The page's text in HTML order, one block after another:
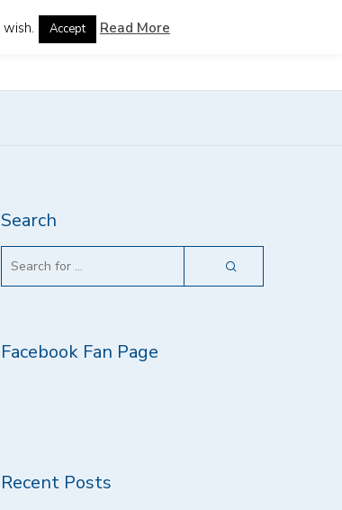
Search
Facebook Fan Page
Recent Posts
Accept Read More